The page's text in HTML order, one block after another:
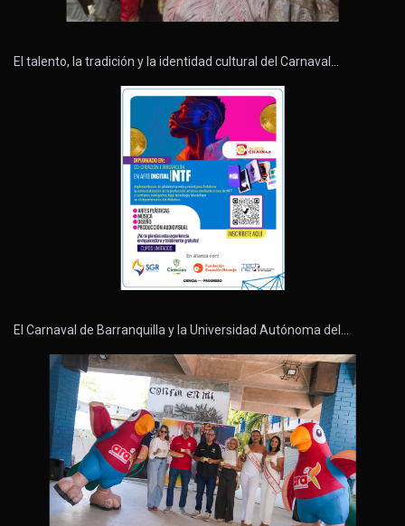
El talento, la tradición y la identidad cultural del Carnaval…
El Carnaval de Barranquilla y la Universidad Autónoma del…